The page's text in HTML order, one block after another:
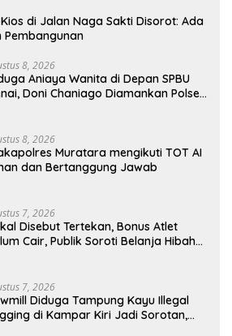
Kios di Jalan Naga Sakti Disorot: Ada
Pembangunan
8, 2026
Aniaya Wanita di Depan SPBU
Doni Chaniago Diamankan Polsek
8, 2026
Muratara mengikuti TOT AI
dan Bertanggung Jawab
7, 2026
Disebut Tertekan, Bonus Atlet
Cair, Publik Soroti Belanja Hibah
7, 2026
Diduga Tampung Kayu Illegal
di Kampar Kiri Jadi Sorotan,